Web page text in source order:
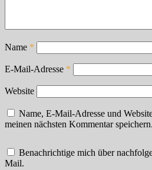
Name *
E-Mail-Adresse *
Website
Name, E-Mail-Adresse und
meinen nächsten Kommentar speichern.
Benachrichtige mich über
Mail.